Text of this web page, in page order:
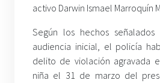
activo Darwin Ismael Marroquín
Según los hechos
audiencia inicial, el policía
delito de violación agravada
niña el 31 de marzo del